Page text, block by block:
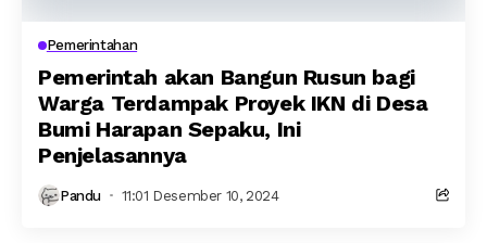
Pemerintahan
Pemerintah akan Bangun Rusun bagi
Warga Terdampak Proyek IKN di Desa
Bumi Harapan Sepaku, Ini
Penjelasannya
Pandu 11:01 Desember 10, 2024